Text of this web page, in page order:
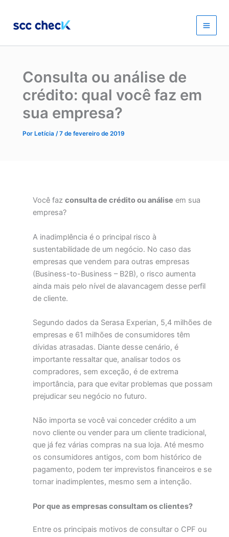
Main
Consulta ou análise de
crédito: qual você faz em
sua empresa?
Por Letícia /7 de fevereiro de 2019
Você faz consulta de crédito ou análise em sua
empresa?
A inadimplência é o principal risco à
sustentabilidade de um negócio. No caso das
empresas que vendem para outras empresas
(Business-to-Business – B2B), o risco aumenta
ainda mais pelo nível de alavancagem desse perfil
de cliente.
Segundo dados da Serasa Experian, 5,4 milhões de
empresas e 61 milhões de consumidores têm
dívidas atrasadas. Diante desse cenário, é
importante ressaltar que, analisar todos os
compradores, sem exceção, é de extrema
importância, para que evitar problemas que possam
prejudicar seu negócio no futuro.
Não importa se você vai conceder crédito a um
novo cliente ou vender para um cliente tradicional,
que já fez várias compras na sua loja. Até mesmo
os consumidores antigos, com bom histórico de
pagamento, podem ter imprevistos financeiros e se
tornar inadimplentes, mesmo sem a intenção.
Por que as empresas consultam os clientes?
Entre os principais motivos de consultar o CPF ou